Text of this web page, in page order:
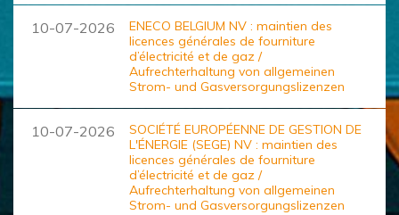
10-07-2026
ENECO BELGIUM NV : maintien des
licences générales de fourniture
d’électricité et de gaz /
Aufrechterhaltung von allgemeinen
Strom- und Gasversorgungslizenzen
10-07-2026
SOCIÉTÉ EUROPÉENNE DE GESTION DE
L'ÉNERGIE (SEGE) NV : maintien des
licences générales de fourniture
d’électricité et de gaz /
Aufrechterhaltung von allgemeinen
Strom- und Gasversorgungslizenzen